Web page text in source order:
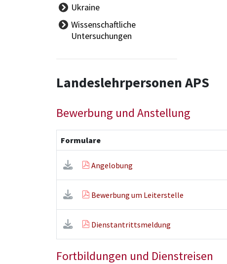
Ferien
Tag der offenen Tür
Schulautonome Tage
Eignungsprüfungen
Elternsprechtage
Abschlussprüfungen
Ukraine
Wissenschaftliche
Untersuchungen
Landeslehrpersonen APS
Bewerbung und Anstellung
Formulare
Angelobung
Bewerbung um Leiterstelle
Dienstantrittsmeldung
Fortbildungen und Dienstreisen